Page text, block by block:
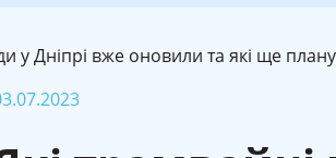
у Дніпрі вже оновили та які ще